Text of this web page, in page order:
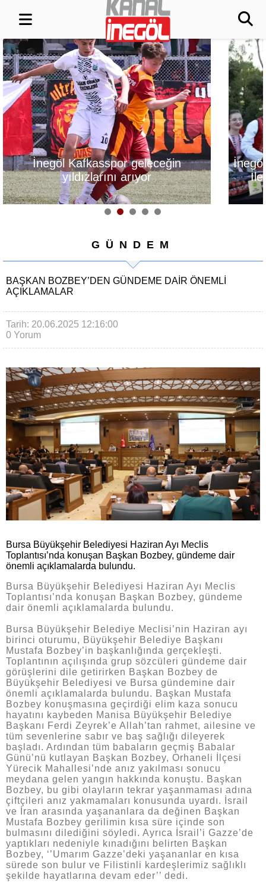
İnegöl, Gastronomi Festivali
İle Lezzetlerini Vitrine
Çıkarıyor
Alanyurt
Yapım
GÜNDEM
BAŞKAN BOZBEY’DEN GÜNDEME DAIR ÖNEMLI
AÇIKLAMALAR
Tarih: 20.06.2025 12:16:00
0 Yorum
Bursa Büyükşehir Belediyesi Haziran Ayı Meclis
Toplantısı’nda konuşan Başkan Bozbey, gündeme dair
önemli açıklamalarda bulundu.
Bursa Büyükşehir Belediyesi Haziran Ayı Meclis
Toplantısı’nda konuşan Başkan Bozbey, gündeme
dair önemli açıklamalarda bulundu.
Bursa Büyükşehir Belediye Meclisi’nin Haziran ayı
birinci oturumu, Büyükşehir Belediye Başkanı
Mustafa Bozbey’in başkanlığında gerçekleşti.
Toplantının açılışında grup sözcüleri gündeme dair
görüşlerini dile getirirken Başkan Bozbey de
Büyükşehir Belediyesi ve Bursa gündemine dair
önemli açıklamalarda bulundu. Başkan Mustafa
Bozbey konuşmasına geçirdiği elim kaza sonucu
hayatını kaybeden Manisa Büyükşehir Belediye
Başkanı Ferdi Zeyrek’e Allah’tan rahmet, ailesine ve
tüm sevenlerine sabır ve baş sağlığı dileyerek
başladı. Ardından tüm babaların geçmiş Babalar
Günü’nü kutlayan Başkan Bozbey, Orhaneli İlçesi
Yürecik Mahallesi’nde anız yakılması sonucu
meydana gelen yangın hakkında konuştu. Başkan
Bozbey, bu gibi olayların tekrar yaşanmaması adına
çiftçileri anız yakmamaları konusunda uyardı. İsrail
ve İran arasında yaşananlara da değinen Başkan
Mustafa Bozbey gerilimin kısa süre içinde son
bulmasını dilediğini söyledi. Ayrıca İsrail’i Gazze’de
yaptıkları nedeniyle kınadığını belirten Başkan
Bozbey, ‘’Umarım Gazze’deki yaşananlar en kısa
sürede son bulur ve Filistinli kardeşlerimiz sağlıklı
şekilde hayatlarına devam eder’’ dedi.